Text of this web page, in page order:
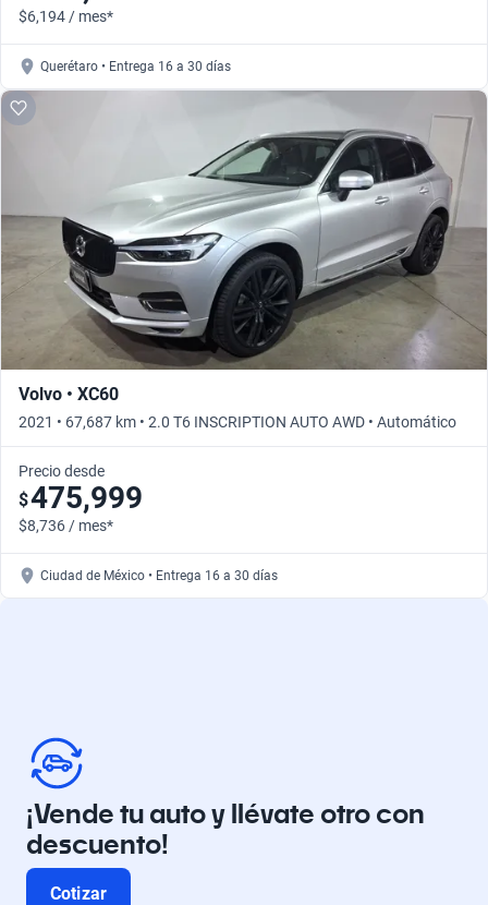
$6,194 / mes*
Querétaro • Entrega 16 a 30 días
Volvo • XC60
2021 • 67,687 km • 2.0 T6 INSCRIPTION AUTO AWD • Automático
Precio desde
$475,999
$8,736 / mes*
Ciudad de México • Entrega 16 a 30 días
¡Vende tu auto y llévate otro con
descuento!
Cotizar